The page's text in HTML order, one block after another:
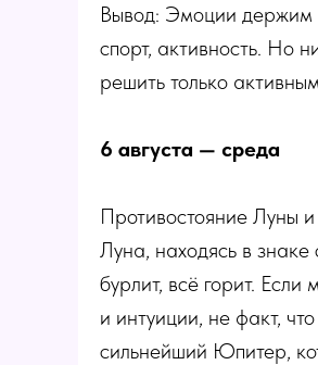
Вывод: Эмоции держим
спорт, активность. Но
решить только
6 августа — среда
Противостояние Луны
Луна, находясь в знаке
бурлит, всё горит.
и интуиции, не факт,
сильнейший Юпитер,